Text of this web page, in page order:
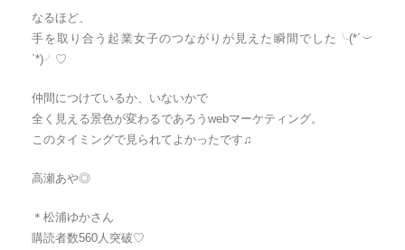
なるほど、
手を取り合う起業女子のつながりが見えた瞬間でした╰(*´︶
`*)╯♡
仲間につけているか、いないかで
全く見える景色が変わるであろうwebマーケティング。
このタイミングで見られてよかったです♫
高瀬あや◎
＊松浦ゆかさん
購読者数560人突破♡